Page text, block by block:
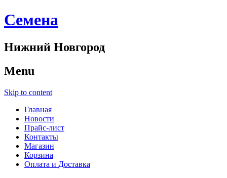
Cемена
Нижний Новгород
Menu
Skip to content
Главная
Новости
Прайс-лист
Контакты
Магазин
Корзина
Оплата и Доставка